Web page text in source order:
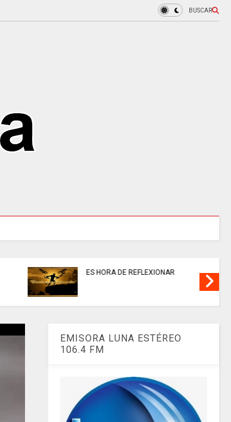
BUSCAR
la venta de energía a Ecuador
EMISORA LUNA ESTÉREO
106.4 FM